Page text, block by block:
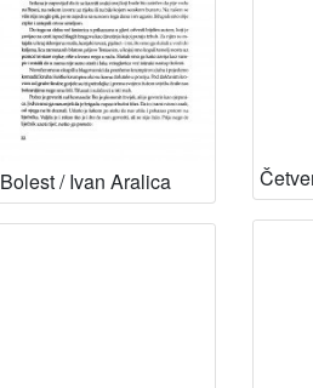
Bolest / Ivan Aralica